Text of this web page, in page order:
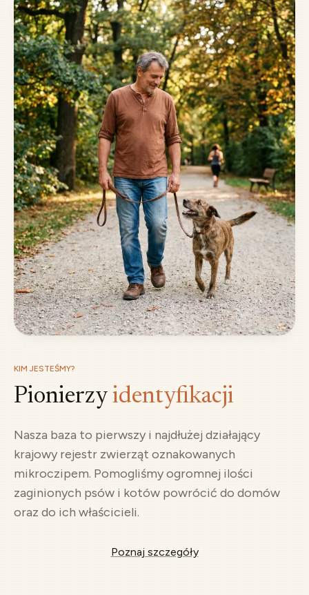
KIM JESTEŚMY?
Pionierzy identyfikacji
Nasza baza to pierwszy i najdłużej działający
krajowy rejestr zwierząt oznakowanych
mikroczipem. Pomogliśmy ogromnej ilości
zaginionych psów i kotów powrócić do domów
oraz do ich właścicieli.
Poznaj szczegóły